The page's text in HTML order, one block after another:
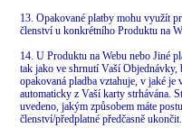
13. Opakované platby mohu využít
členství u konkrétního Produktu na
14. U Produktu na Webu nebo Jiné
tak jako ve shrnutí Vaší Objednávky,
opakovaná pladba vztahuje, v jaké
automaticky z Vaší karty strhávána.
uvedeno, jakým způsobem máte
členství/předplatné předčasně ukončit.